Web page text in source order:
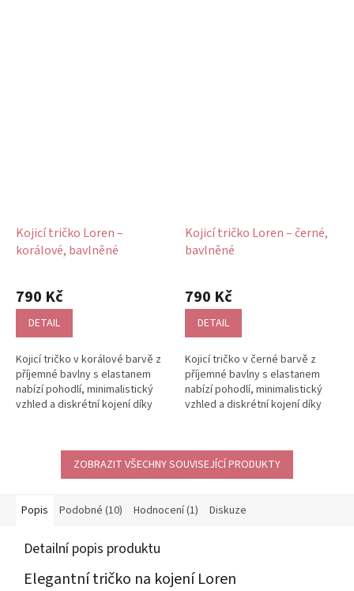
Kojicí tričko Loren –
korálové, bavlněné
790 Kč
DETAIL
Kojicí tričko v korálové barvě z
příjemné bavlny s elastanem
nabízí pohodlí, minimalistický
vzhled a diskrétní kojení díky
Kojicí tričko Loren – černé,
bavlněné
790 Kč
DETAIL
Kojicí tričko v černé barvě z
příjemné bavlny s elastanem
nabízí pohodlí, minimalistický
vzhled a diskrétní kojení díky
ZOBRAZIT VŠECHNY SOUVISEJÍCÍ PRODUKTY
Popis Podobné (10) Hodnocení (1) Diskuze
Detailní popis produktu
Elegantní tričko na kojení Loren